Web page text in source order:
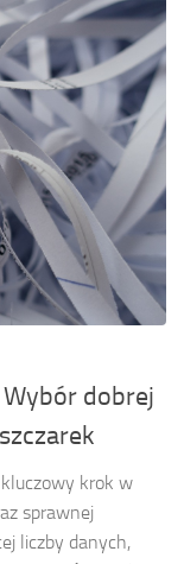
dobrej
krok w
sprawnej
liczby danych,